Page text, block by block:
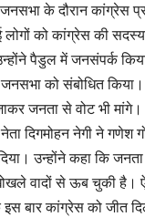
के दौरान कांग्रेस
लोगों को कांग्रेस की
पैडुल में जनसंपर्क
को संबोधित
जनता से वोट भी
दिगमोहन नेगी ने गणेश
उन्होंने कहा कि जनता
वादों से ऊब चुकी है।
बार कांग्रेस को जीत